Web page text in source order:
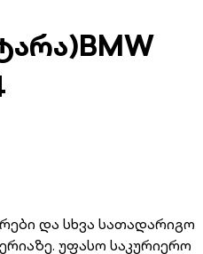
BMW
და სხვა სათადარიგო
უფასო საკურიერო